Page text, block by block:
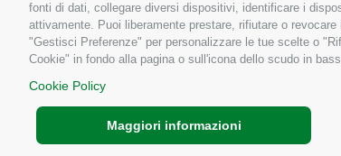
fonti di dati, collegare diversi dispositivi, identificare i
attivamente. Puoi liberamente prestare, rifiutare o
"Gestisci Preferenze" per personalizzare le tue scelte o
Cookie" in fondo alla pagina o sull'icona dello scudo in
Cookie Policy
Maggiori informazioni
Copyrights © 2026 Tutti i diritti sono